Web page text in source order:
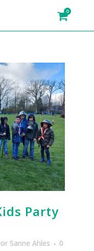
0
Party
Sanne Ahles
0